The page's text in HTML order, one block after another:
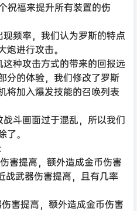
祝福来提升所有装置的伤
频率，我们认为罗斯的特点
进行攻击。
种攻击方式的带来的回报远
分的体验，我们修改了罗斯
将加入爆发技能的召唤列表
斗画面过于混乱，所以我们
。
害提高，额外造成金币伤害
战武器伤害提高，且有几率
害提高，额外造成金币伤害